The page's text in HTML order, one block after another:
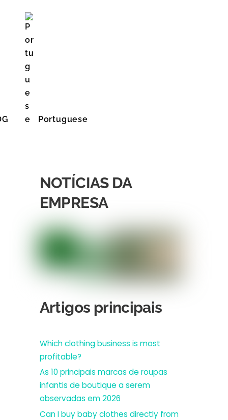
Portuguese
NOTÍCIAS DA
EMPRESA
Artigos principais
Which clothing business is most
profitable?
As 10 principais marcas de roupas
infantis de boutique a serem
observadas em 2026
Can I buy baby clothes directly from